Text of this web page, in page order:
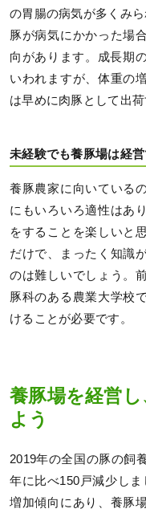
の胃腸の病気が多くみら
豚が病気にかかった場
向があります。成長期
いわれますが、体重の
は早めに肉豚として出
未経験でも養豚場は経営
養豚農家に向いている
にもいろいろ適性はあ
をすることを楽しいと
だけで、まったく知識
のは難しいでしょう。
豚科のある農業大学校
けることが必要です。
養豚場を経営
よう
2019年の全国の豚の飼
年に比べ150戸減少し
増加傾向にあり、養豚